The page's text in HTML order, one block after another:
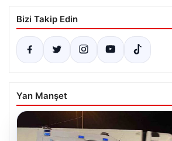
Bizi Takip Edin
Yan Manşet